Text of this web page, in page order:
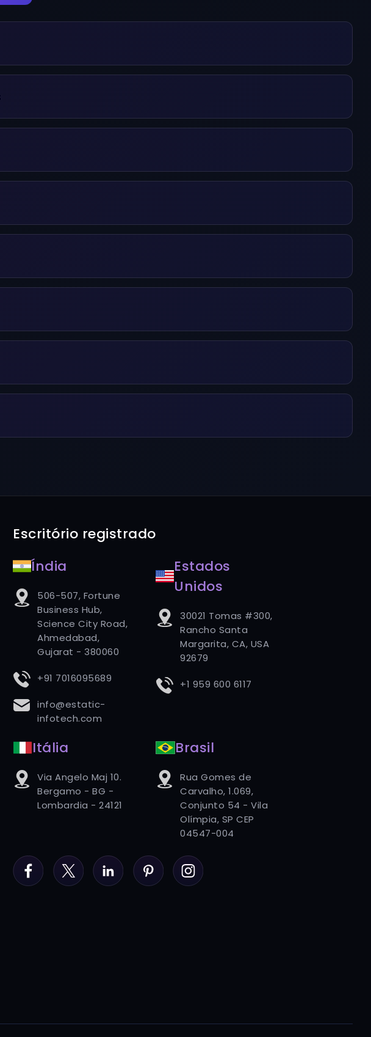
Escritório registrado
Índia
506-507, Fortune
Business Hub,
Science City Road,
Ahmedabad,
Gujarat - 380060
+91 7016095689
info@estatic-
infotech.com
Estados
Unidos
30021 Tomas #300,
Rancho Santa
Margarita, CA, USA
92679
+1 959 600 6117
Itália
Via Angelo Maj 10.
Bergamo - BG -
Lombardia - 24121
Brasil
Rua Gomes de
Carvalho, 1.069,
Conjunto 54 - Vila
Olímpia, SP CEP
04547-004
FacebookTwitter LinkedInPinterestInstagram